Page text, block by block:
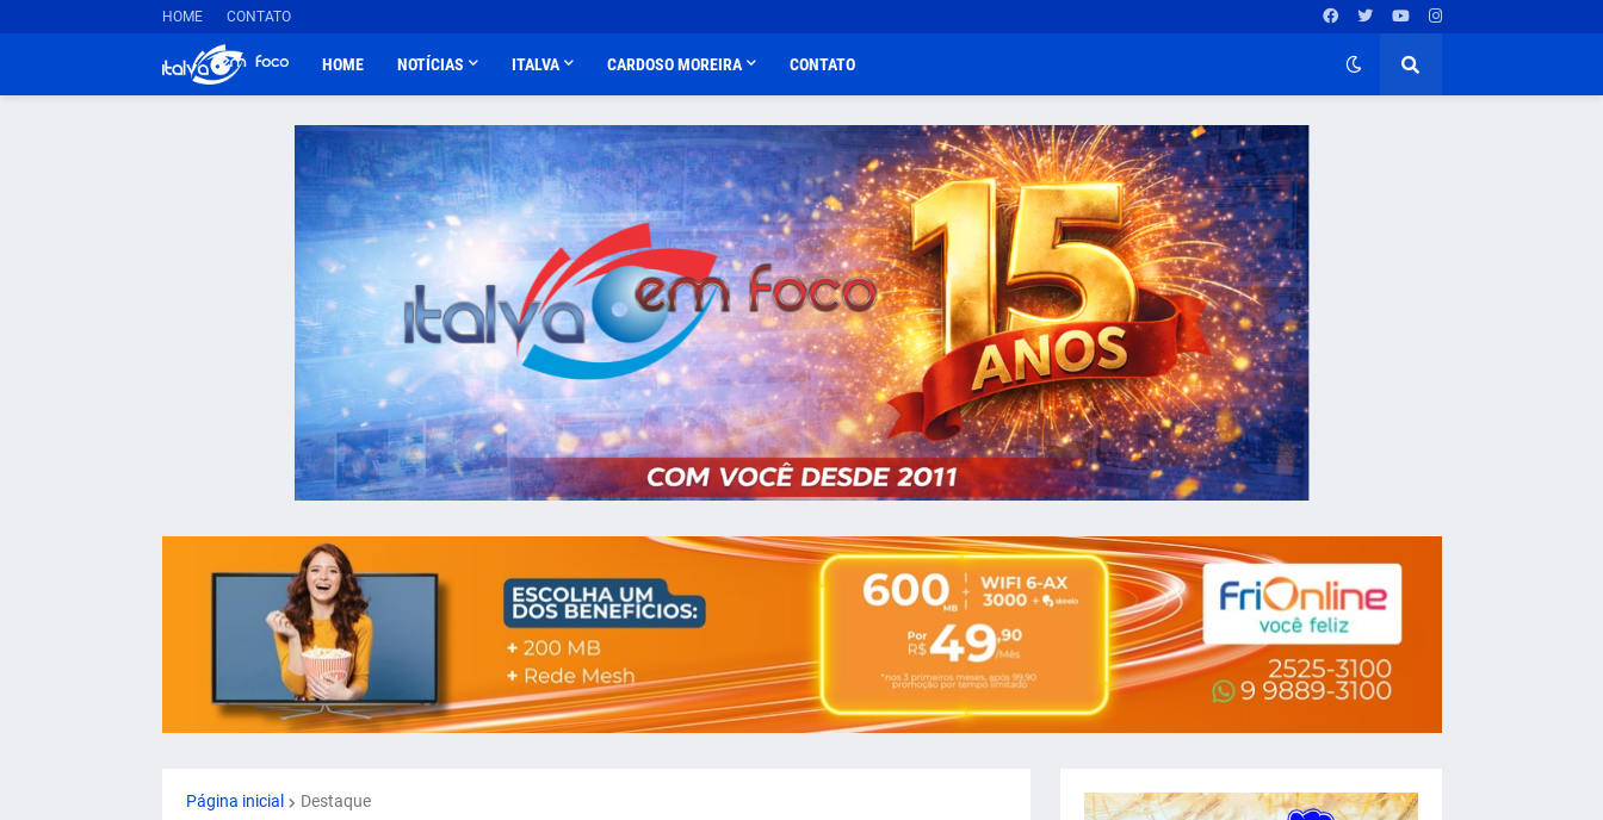
HOME CONTATO
HOME NOTÍCIAS ITALVA CARDOSO MOREIRA CONTATO
Página inicial Destaque